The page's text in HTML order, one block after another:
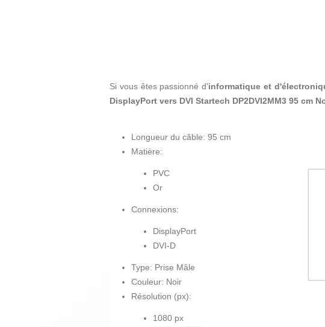
Si vous êtes passionné d'informatique et
DisplayPort vers DVI Startech DP2DVI2MM3 95 cm
Longueur du câble: 95 cm
Matière:
PVC
Or
Connexions:
DisplayPort
DVI-D
Type: Prise Mâle
Couleur: Noir
Résolution (px):
1080 px